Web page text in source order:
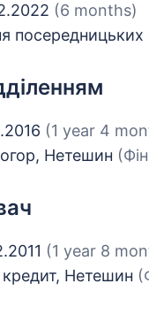
(6 months)
посередницьких
(1 year 4
Нетешин
(1 year 8
Нетешин